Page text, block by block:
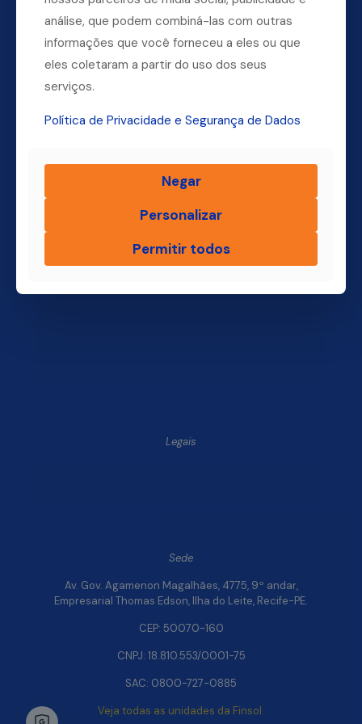
Dúvidas? Ligue para a nossa central.
Finsol
Home
Produtos
Onde Estamos
Legais
Sede
Av. Gov. Agamenon Magalhães, 4775, 9º andar,
Empresarial Thomas Edson, Ilha do Leite, Recife-PE.
CEP: 50070-160
CNPJ: 18.810.553/0001-75
SAC: 0800-727-0885
Veja todas as unidades da Finsol.
análise, que podem combiná-las com outras
informações que você forneceu a eles ou que
eles coletaram a partir do uso dos seus
serviços.
Política de Privacidade e Segurança de Dados
Negar
Personalizar
Permitir todos